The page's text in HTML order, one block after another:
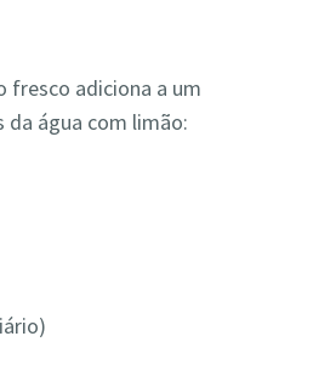
fresco adiciona a um
água com limão: